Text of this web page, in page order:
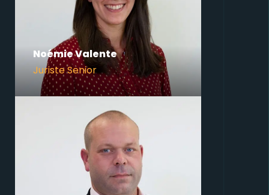
Noémie Valente
Juriste Senior